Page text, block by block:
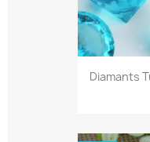
Diamants